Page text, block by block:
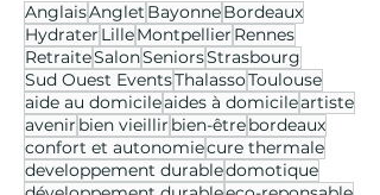
AnglaisAnglet BayonneBordeaux
Hydrater LilleMontpellier Rennes
RetraiteSalonSeniorsStrasbourg
Sud Ouest EventsThalassoToulouse
aide au domicileaides à domicileartiste
avenir bien vieillir bien-êtrebordeaux
confort et autonomiecure thermale
developpement durabledomotique